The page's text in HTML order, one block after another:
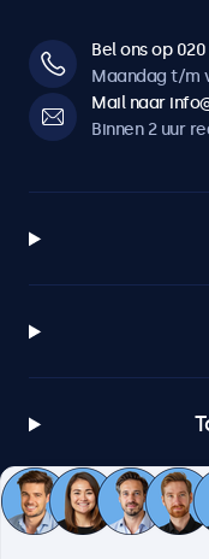
Bel ons op
Maandag t/m
Mail naar
Binnen 2 uur